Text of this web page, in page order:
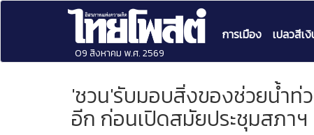
09 สิงหาคม พ.ศ. 2569
การเมือง เปลวสีเ
'ชวน'รับมอบสิ่งของช่วยน้ำท่
อีก ก่อนเปิดสมัยประชุมสภาฯ